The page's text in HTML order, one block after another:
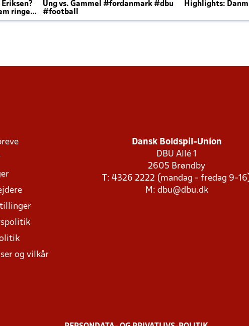
ringer
Ung vs. Gammel #fordanmark #dbu
#football
Highlights:
og vilkår
Dansk Boldspil-Union
DBU Allé 1
2605 Brøndby
T: 4326 2222 (mandag - fredag 9-
M: dbu@dbu.dk